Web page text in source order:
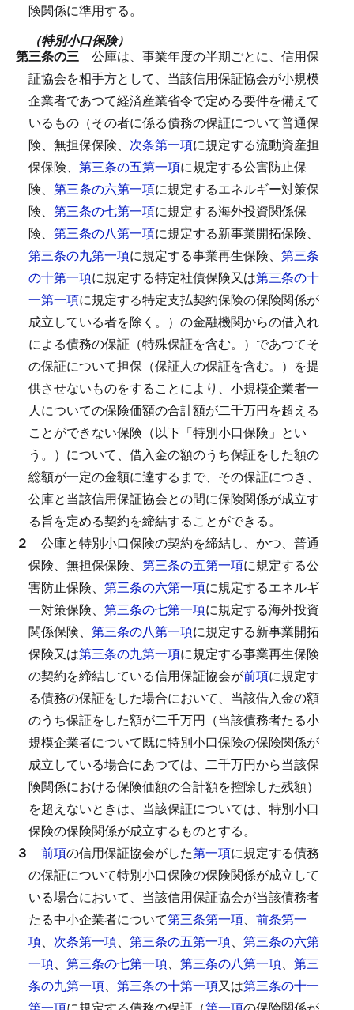
険関係に準用する。
（特別小口保険）
第三条の三 公庫は、事業年度の半期ごとに、信用保
証協会を相手方として、当該信用保証協会が小規模
企業者であつて経済産業省令で定める要件を備えて
いるもの（その者に係る債務の保証について普通保
険、無担保保険、 次条第一項に規定する流動資産担
保保険、 第三条の五第一項に規定する公害防止保
険、 第三条の六第一項に規定するエネルギー対策保
険、 第三条の七第一項に規定する海外投資関係保
険、 第三条の八第一項に規定する新事業開拓保険、
第三条の九第一項に規定する事業再生保険、 第三条
の十第一項に規定する特定社債保険又は第三条の十
一第一項に規定する特定支払契約保険の保険関係が
成立している者を除く。）の金融機関からの借入れ
による債務の保証（特殊保証を含む。）であつてそ
の保証について担保（保証人の保証を含む。）を提
供させないものをすることにより、小規模企業者一
人についての保険価額の合計額が二千万円を超える
ことができない保険（以下「特別小口保険」とい
う。）について、借入金の額のうち保証をした額の
総額が一定の金額に達するまで、その保証につき、
公庫と当該信用保証協会との間に保険関係が成立す
る旨を定める契約を締結することができる。
２ 公庫と特別小口保険の契約を締結し、かつ、普通
保険、無担保保険、 第三条の五第一項に規定する公
害防止保険、 第三条の六第一項に規定するエネルギ
ー対策保険、 第三条の七第一項に規定する海外投資
関係保険、 第三条の八第一項に規定する新事業開拓
保険又は第三条の九第一項に規定する事業再生保険
の契約を締結している信用保証協会が前項に規定す
る債務の保証をした場合において、当該借入金の額
のうち保証をした額が二千万円（当該債務者たる小
規模企業者について既に特別小口保険の保険関係が
成立している場合にあつては、二千万円から当該保
険関係における保険価額の合計額を控除した残額）
を超えないときは、当該保証については、特別小口
保険の保険関係が成立するものとする。
３ 前項の信用保証協会がした第一項に規定する債務
の保証について特別小口保険の保険関係が成立して
いる場合において、当該信用保証協会が当該債務者
たる中小企業者について第三条第一項、 前条第一
項、 次条第一項、 第三条の五第一項、 第三条の六第
一項、 第三条の七第一項、 第三条の八第一項、 第三
条の九第一項、 第三条の十第一項又は第三条の十一